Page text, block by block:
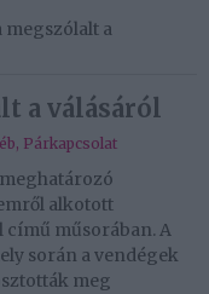
megszólalt a
a válásáról
, Párkapcsolat
alkotott
című műsorában. A
során a vendégek
meg